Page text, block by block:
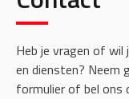
Heb je vragen of
en diensten?
formulier of bel ons